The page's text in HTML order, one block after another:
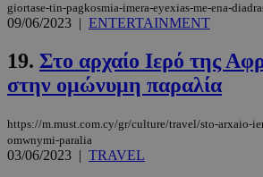
giortase-tin-pagkosmia-imera-eyexias-me-ena-
09/06/2023 | ENTERTAINMENT
19. Στο αρχαίο Ιερό της
στην ομώνυμη παραλία
https://m.must.com.cy/gr/culture/travel/sto-arxaio-
omwnymi-paralia
03/06/2023 | TRAVEL
__cf_bm